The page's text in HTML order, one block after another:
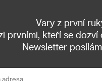
Vary z první
prvními, kteří se
Newsletter